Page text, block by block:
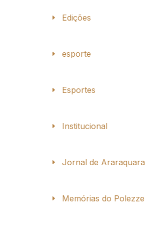
Edições
esporte
Esportes
Institucional
Jornal de Araraquara
Memórias do Polezze